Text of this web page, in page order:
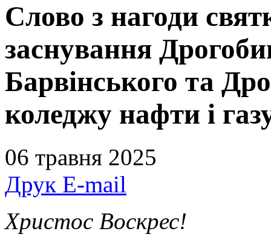
Слово з нагоди
заснування
Барвінського та
коледжу нафти і
06 травня 2025
Друк E-mail
Христос Воскрес!